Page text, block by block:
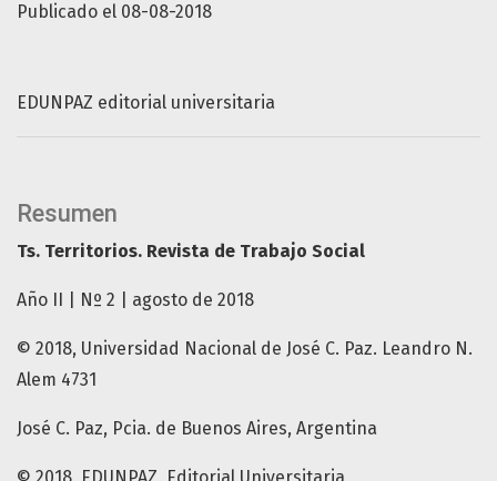
Publicado el 08-08-2018
EDUNPAZ editorial universitaria
Resumen
Ts. Territorios. Revista de Trabajo Social
Año II | Nº 2 | agosto de 2018
© 2018, Universidad Nacional de José C. Paz. Leandro N.
Alem 4731
José C. Paz, Pcia. de Buenos Aires, Argentina